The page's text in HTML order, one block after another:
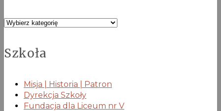
Kategorie
Szkoła
Misja | Historia | Patron
Dyrekcja Szkoły
Fundacja dla Liceum nr V